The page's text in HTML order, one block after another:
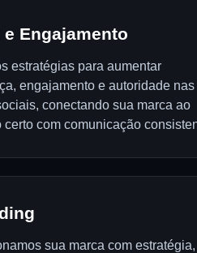
e Engajamento
estratégias para aumentar
engajamento e autoridade nas
conectando sua marca ao
certo com comunicação
sua marca com estratégia,